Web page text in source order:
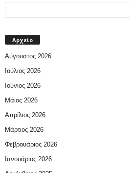
Αρχείο
Αύγουστος 2026
Ιούλιος 2026
Ιούνιος 2026
Μάιος 2026
Απρίλιος 2026
Μάρτιος 2026
Φεβρουάριος 2026
Ιανουάριος 2026